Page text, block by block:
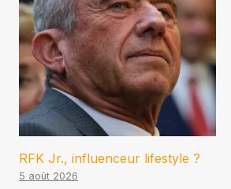
RFK Jr., influenceur lifestyle ?
5 août 2026